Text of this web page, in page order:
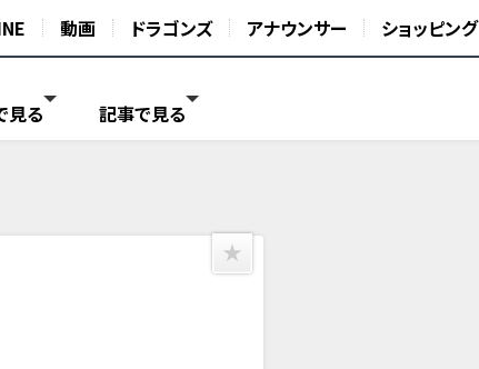
動画 ドラゴンズ アナウンサー ショッピング
見る 記事で見る